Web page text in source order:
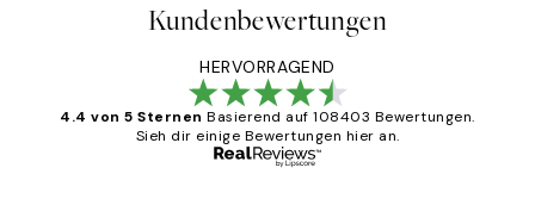
Kundenbewertungen
HERVORRAGEND
4.4 von 5 Sternen Basierend auf 108403 Bewertungen.
Sieh dir einige Bewertungen hier an.